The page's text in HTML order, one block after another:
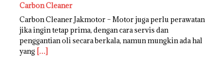
Carbon Cleaner
Carbon Cleaner Jakmotor – Motor juga perlu perawatan
jika ingin tetap prima, dengan cara servis dan
penggantian oli secara berkala, namun mungkin ada hal
yang […]